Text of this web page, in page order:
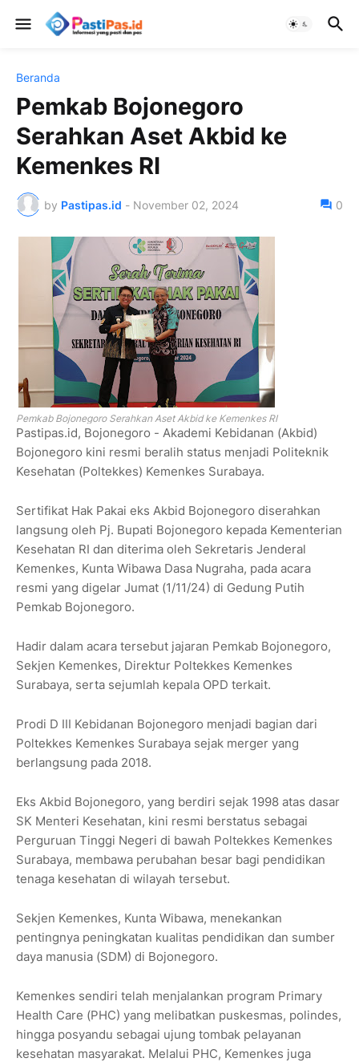
Beranda
Pemkab Bojonegoro
Serahkan Aset Akbid ke
Kemenkes RI
by Pastipas.id - November 02, 2024 0
Pemkab Bojonegoro Serahkan Aset Akbid ke Kemenkes RI
Pastipas.id, Bojonegoro - Akademi Kebidanan (Akbid)
Bojonegoro kini resmi beralih status menjadi Politeknik
Kesehatan (Poltekkes) Kemenkes Surabaya.
Sertifikat Hak Pakai eks Akbid Bojonegoro diserahkan
langsung oleh Pj. Bupati Bojonegoro kepada Kementerian
Kesehatan RI dan diterima oleh Sekretaris Jenderal
Kemenkes, Kunta Wibawa Dasa Nugraha, pada acara
resmi yang digelar Jumat (1/11/24) di Gedung Putih
Pemkab Bojonegoro.
Hadir dalam acara tersebut jajaran Pemkab Bojonegoro,
Sekjen Kemenkes, Direktur Poltekkes Kemenkes
Surabaya, serta sejumlah kepala OPD terkait.
Prodi D III Kebidanan Bojonegoro menjadi bagian dari
Poltekkes Kemenkes Surabaya sejak merger yang
berlangsung pada 2018.
Eks Akbid Bojonegoro, yang berdiri sejak 1998 atas dasar
SK Menteri Kesehatan, kini resmi berstatus sebagai
Perguruan Tinggi Negeri di bawah Poltekkes Kemenkes
Surabaya, membawa perubahan besar bagi pendidikan
tenaga kesehatan di wilayah tersebut.
Sekjen Kemenkes, Kunta Wibawa, menekankan
pentingnya peningkatan kualitas pendidikan dan sumber
daya manusia (SDM) di Bojonegoro.
Kemenkes sendiri telah menjalankan program Primary
Health Care (PHC) yang melibatkan puskesmas, polindes,
hingga posyandu sebagai ujung tombak pelayanan
kesehatan masyarakat. Melalui PHC, Kemenkes juga